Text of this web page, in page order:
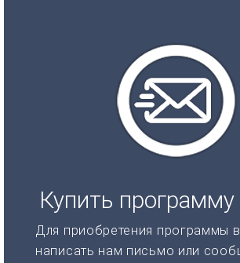
Купить программу
Для приобретения программы
написать нам письмо или